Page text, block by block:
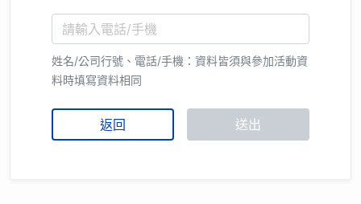
姓名/公司行號、電話/手機：資料皆須與參加活動資
料時填寫資料相同
返回 送出